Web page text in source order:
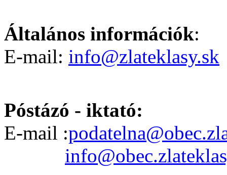
Általános információk:
E-mail: info@zlateklasy.sk
Póstázó - iktató:
E-mail :